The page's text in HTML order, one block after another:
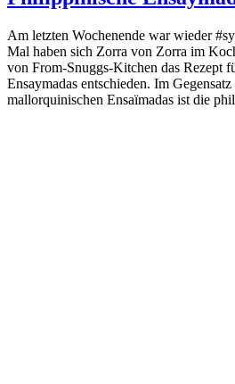
Am letzten Wochenende war wieder
Mal haben sich Zorra von Zorra im
von From-Snuggs-Kitchen das Rezept
Ensaymadas entschieden. Im
mallorquinischen Ensaïmadas ist die